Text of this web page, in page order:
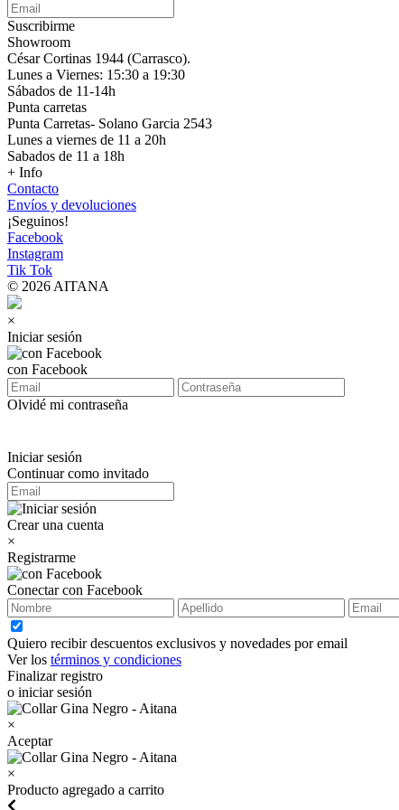
Suscribirme
Showroom
César Cortinas 1944 (Carrasco).
Lunes a Viernes: 15:30 a 19:30
Sábados de 11-14h
Punta carretas
Punta Carretas- Solano Garcia 2543
Lunes a viernes de 11 a 20h
Sabados de 11 a 18h
+ Info
Contacto
Envíos y devoluciones
¡Seguinos!
Facebook
Instagram
Tik Tok
© 2026 AITANA
×
Iniciar sesión
con Facebook
Olvidé mi contraseña
Iniciar sesión
Continuar como invitado
Crear una cuenta
×
Registrarme
Conectar con Facebook
Quiero recibir descuentos exclusivos y novedades por email
Ver los términos y condiciones
Finalizar registro
o iniciar sesión
×
Aceptar
×
Producto agregado a carrito